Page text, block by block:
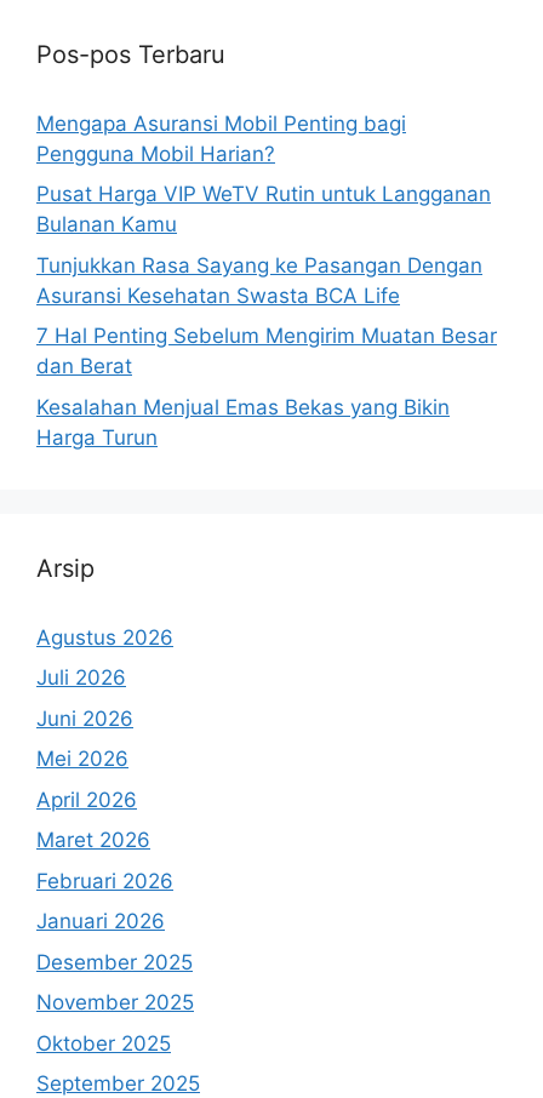
Pos-pos Terbaru
Mengapa Asuransi Mobil Penting bagi
Pengguna Mobil Harian?
Pusat Harga VIP WeTV Rutin untuk Langganan
Bulanan Kamu
Tunjukkan Rasa Sayang ke Pasangan Dengan
Asuransi Kesehatan Swasta BCA Life
7 Hal Penting Sebelum Mengirim Muatan Besar
dan Berat
Kesalahan Menjual Emas Bekas yang Bikin
Harga Turun
Arsip
Agustus 2026
Juli 2026
Juni 2026
Mei 2026
April 2026
Maret 2026
Februari 2026
Januari 2026
Desember 2025
November 2025
Oktober 2025
September 2025